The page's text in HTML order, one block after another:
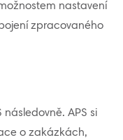
nastavení
zpracovaného
APS si
o zakázkách,